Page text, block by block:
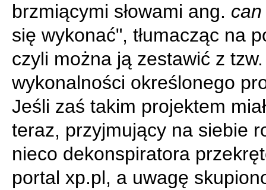
brzmiącymi słowami ang.
się wykonać", tłumacząc na
czyli można ją zestawić z
wykonalności określonego
Jeśli zaś takim projektem
teraz, przyjmujący na siebie
nieco dekonspiratora
portal xp.pl, a uwagę